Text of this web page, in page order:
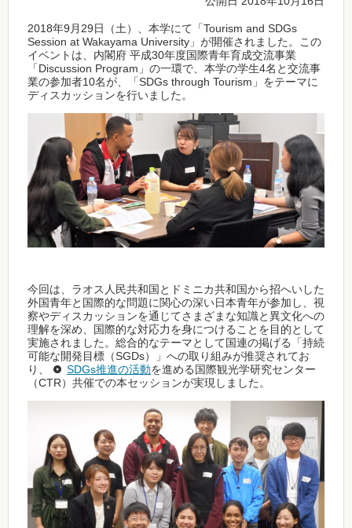
2018年9月29日（土）、本学にて「Tourism and SDGs
Session at Wakayama University」が開催されました。この
イベントは、内閣府 平成30年度国際青年育成交流事業
「Discussion Program」の一環で、本学の学生4名と交流事
業の参加者10名が、「SDGs through Tourism」をテーマに
ディスカッションを行いました。
今回は、ラオス人民共和国とドミニカ共和国から招へいした
外国青年と国際的な問題に関心の深い日本青年が参加し、視
察やディスカッションを通じてさまざまな知識と異文化への
理解を深め、国際的な対応力を身につけることを目的として
実施されました。総合的なテーマとして国連の掲げる「持続
可能な開発目標（SGDs）」への取り組みが推奨されてお
り、
SDGs推進の活動を進める国際観光学研究センター
（CTR）共催での本セッションが実現しました。